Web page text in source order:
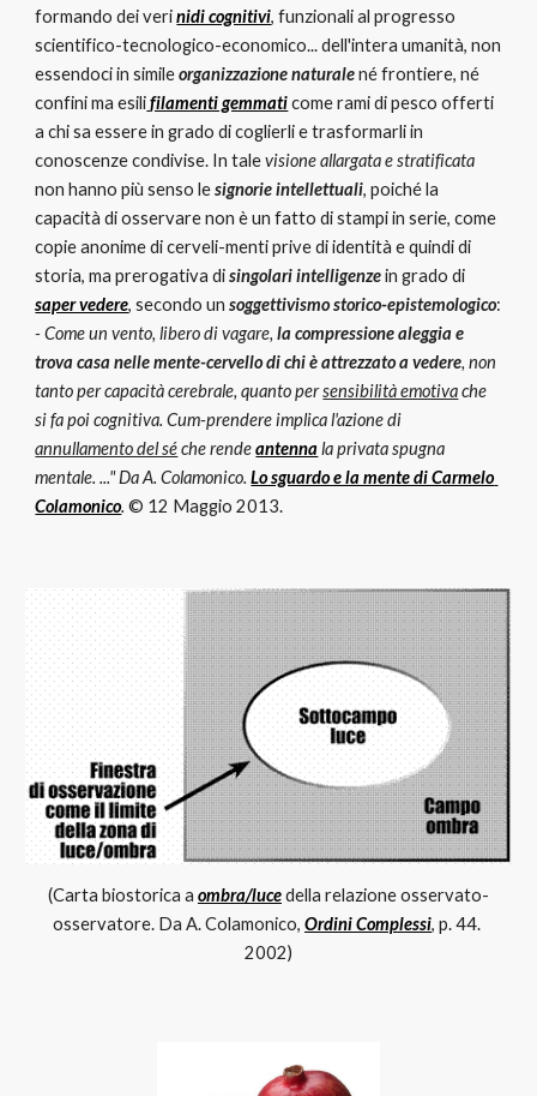
formando dei veri nidi cognitivi, funzionali al progresso
scientifico-tecnologico-economico... dell'intera umanità, non
essendoci in simile organizzazione naturale né frontiere, né
confini ma esili filamenti gemmati come rami di pesco offerti
a chi sa essere in grado di coglierli e trasformarli in
conoscenze condivise. In tale visione allargata e stratificata
non hanno più senso le signorie intellettuali, poiché la
capacità di osservare non è un fatto di stampi in serie, come
copie anonime di cerveli-menti prive di identità e quindi di
storia, ma prerogativa di singolari intelligenze
saper vedere, secondo un soggettivismo storico-epistemologico:
- Come un vento, libero di vagare, la compressione aleggia e
trova casa nelle mente-cervello di chi è attrezzato a vedere, non
tanto per capacità cerebrale, quanto per sensibilità emotiva che
annullamento del sé che rende antenna la privata spugna
mentale. ..." Da A. Colamonico. Lo sguardo e la mente di Carmelo
Colamonico. © 12 Maggio 2013.
(Carta biostorica a ombra/luce della relazione osservato-
osservatore. Da A. Colamonico, Ordini Complessi, p. 44.
2002)